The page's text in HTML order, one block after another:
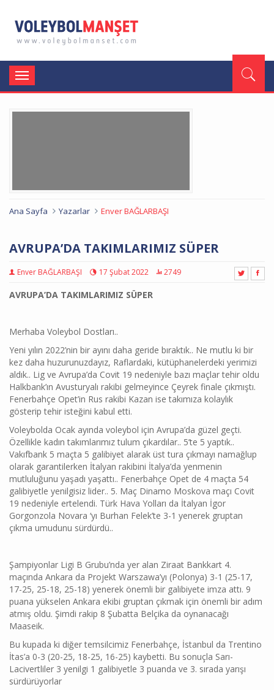
Toggle
navigation
Ana Sayfa Yazarlar Enver BAĞLARBAŞI
AVRUPA’DA TAKIMLARIMIZ SÜPER
Enver BAĞLARBAŞI 17 Şubat 2022 2749
AVRUPA’DA TAKIMLARIMIZ SÜPER
Merhaba Voleybol Dostları..
Yeni yılın 2022’nin bir ayını daha geride bıraktık.. Ne mutlu ki bir
kez daha huzurunuzdayız, Raflardaki, kütüphanelerdeki yerimizi
aldık.. Lig ve Avrupa’da Covit 19 nedeniyle bazı maçlar tehir oldu
Halkbank’ın Avusturyalı rakibi gelmeyince Çeyrek finale çıkmıştı.
Fenerbahçe Opet’in Rus rakibi Kazan ise takımıza kolaylık
gösterip tehir isteğini kabul etti.
Voleybolda Ocak ayında voleybol için Avrupa’da güzel geçti.
Özellikle kadın takımlarımız tulum çıkardılar.. 5’te 5 yaptık..
Vakıfbank 5 maçta 5 galibiyet alarak üst tura çıkmayı namağlup
olarak garantilerken İtalyan rakibini İtalya’da yenmenin
mutluluğunu yaşadı yaşattı.. Fenerbahçe Opet de 4 maçta 54
galibiyetle yenilgisiz lider.. 5. Maç Dinamo Moskova maçı Covit
19 nedeniyle ertelendi. Türk Hava Yolları da İtalyan İgor
Gorgonzola Novara ‘yı Burhan Felek’te 3-1 yenerek gruptan
çıkma umudunu sürdürdü..
Şampiyonlar Ligi B Grubu’nda yer alan Ziraat Bankkart 4.
maçında Ankara da Projekt Warszawa’yı (Polonya) 3-1 (25-17,
17-25, 25-18, 25-18) yenerek önemli bir galibiyete imza attı. 9
puana yükselen Ankara ekibi gruptan çıkmak için önemli bir adım
atmış oldu. Şimdi rakip 8 Şubatta Belçika da oynanacağı
Maaseik.
Bu kupada ki diğer temsilcimiz Fenerbahçe, İstanbul da Trentino
İtas’a 0-3 (20-25, 18-25, 16-25) kaybetti. Bu sonuçla Sarı-
Lacivertliler 3 yenilgi 1 galibiyetle 3 puanda ve 3. sırada yarışı
sürdürüyorlar